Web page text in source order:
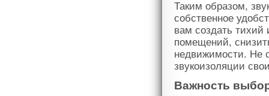
Таким образом,
собственное
вам создать тихий
помещений,
недвижимости. Не
звукоизоляции
Важность